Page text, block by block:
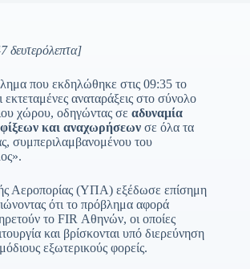
δευτερόλεπτα]
που εκδηλώθηκε στις 09:35 το
εκτεταμένες αναταράξεις στο σύνολο
χώρου, οδηγώντας σε αδυναμία
και αναχωρήσεων σε όλα τα
συμπεριλαμβανομένου του
Αεροπορίας (ΥΠΑ) εξέδωσε επίσημη
ότι το πρόβλημα αφορά
το FIR Αθηνών, οι οποίες
και βρίσκονται υπό διερεύνηση
εξωτερικούς φορείς.